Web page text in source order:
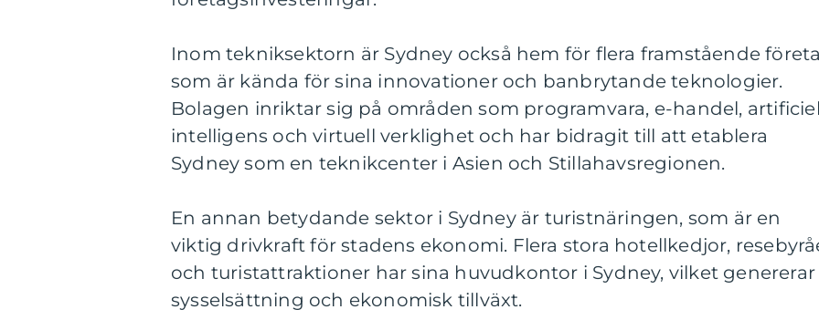
Inom tekniksektorn är Sydney också hem för flera framstående
som är kända för sina innovationer och banbrytande teknologier.
Bolagen inriktar sig på områden som programvara, e-handel,
intelligens och virtuell verklighet och har bidragit till att etablera
Sydney som en teknikcenter i Asien och Stillahavsregionen.
En annan betydande sektor i Sydney är turistnäringen, som är en
viktig drivkraft för stadens ekonomi. Flera stora hotellkedjor,
och turistattraktioner har sina huvudkontor i Sydney, vilket genererar
sysselsättning och ekonomisk tillväxt.